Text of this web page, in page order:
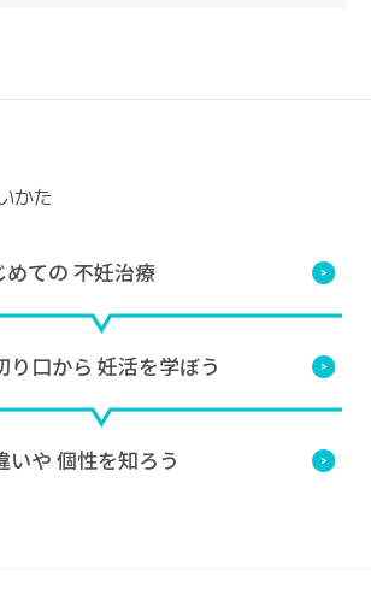
かた
めての不妊治療
り口から 妊活を学ぼう
いや 個性を知ろう